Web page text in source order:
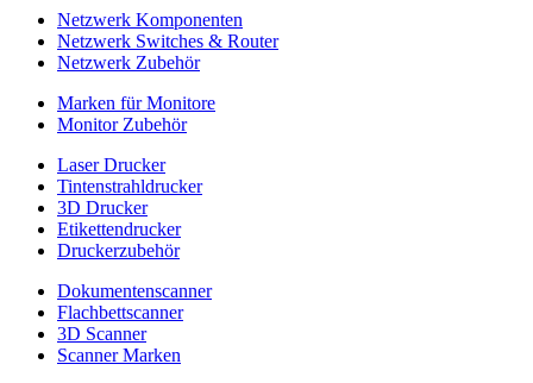
Netzwerk Komponenten
Netzwerk Switches & Router
Netzwerk Zubehör
Marken für Monitore
Monitor Zubehör
Laser Drucker
Tintenstrahldrucker
3D Drucker
Etikettendrucker
Druckerzubehör
Dokumentenscanner
Flachbettscanner
3D Scanner
Scanner Marken